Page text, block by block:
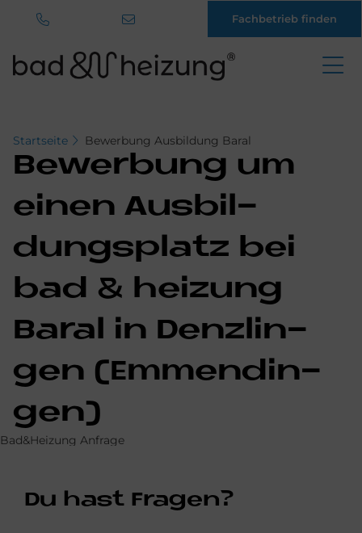
Fachbetrieb finden
Startseite Bewerbung Ausbildung Baral
Be­wer­bung um
einen Aus­bil­
dungs­pla­tz bei
bad & hei­zung
Ba­ral in Denz­lin­
gen (Em­men­din­
gen)
Bad&Heizung Anfrage
Du hast Fra­gen?